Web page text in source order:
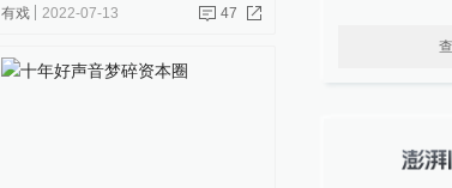
有戏 2022-07-13 47